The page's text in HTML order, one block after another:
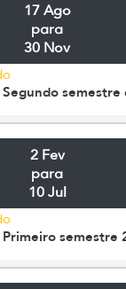
17 Ago
para
30 Nov
semestre
2 Fev
para
10 Jul
semestre